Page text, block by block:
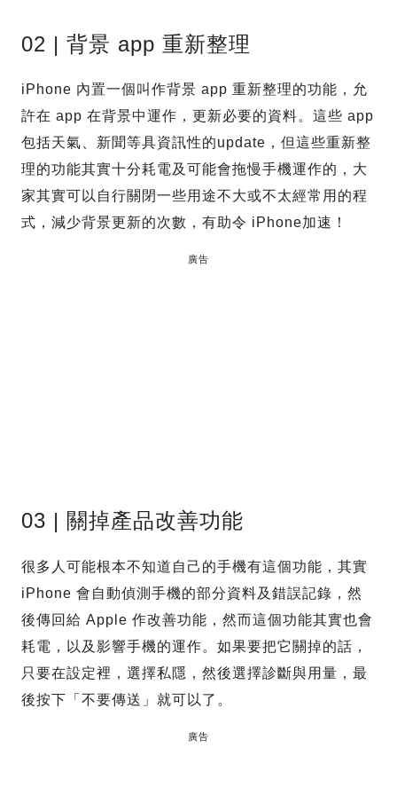
02 | 背景 app 重新整理
iPhone 內置一個叫作背景 app 重新整理的功能，允
許在 app 在背景中運作，更新必要的資料。這些 app
包括天氣、新聞等具資訊性的update，但這些重新整
理的功能其實十分耗電及可能會拖慢手機運作的，大
家其實可以自行關閉一些用途不大或不太經常用的程
式，減少背景更新的次數，有助令 iPhone加速！
廣告
03 | 關掉產品改善功能
很多人可能根本不知道自己的手機有這個功能，其實
iPhone 會自動偵測手機的部分資料及錯誤記錄，然
後傳回給 Apple 作改善功能，然而這個功能其實也會
耗電，以及影響手機的運作。如果要把它關掉的話，
只要在設定裡，選擇私隱，然後選擇診斷與用量，最
後按下「不要傳送」就可以了。
廣告